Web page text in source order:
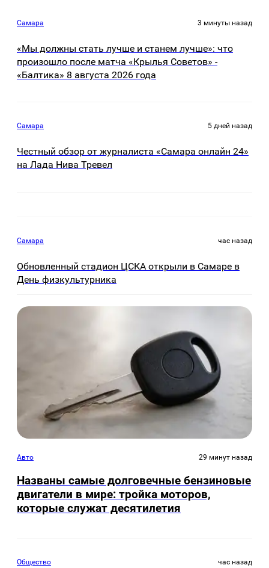
Самара 3 минуты назад
«Мы должны стать лучше и станем лучше»: что
произошло после матча «Крылья Советов» -
«Балтика» 8 августа 2026 года
Самара 5 дней назад
Честный обзор от журналиста «Самара онлайн 24»
на Лада Нива Тревел
Самара час назад
Обновленный стадион ЦСКА открыли в Самаре в
День физкультурника
Авто 29 минут назад
Названы самые долговечные бензиновые
двигатели в мире: тройка моторов,
которые служат десятилетия
Общество час назад